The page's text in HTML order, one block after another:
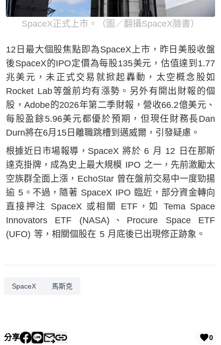
SpaceX正式上市。（圖／翻攝SpaceX臉書）
12日最大個股焦點即為SpaceX上市，昨日美股收盤
後SpaceX的IPO定價為每股135美元，估值達到1.77
兆美元，未正式交易就掀起轟動，太空概念股如
Rocket Lab等盤前均有漲勢。另外有開出財報的個
股，Adobe的2026年第二季財報，營收66.2億美元、
每股盈餘5.96美元都優於預期，但現任財務長Dan
Durn將在6月15日離職跳槽到邁威爾，引發疑慮。
根據近日市場報導，SpaceX 將於 6 月 12 日在那斯
達克掛牌，成為史上最大規模 IPO 之一，先前激勵太
空族群全面上漲，EchoStar 曾在盤前交易中一度勁揚
逾 5。不過，隨著 SpaceX IPO 臨近，部分資金轉向
直接押注 SpaceX 或相關 ETF，如 Tema Space
Innovators ETF (NASA)、Procure Space ETF
(UFO) 等，相關個股在 5 月底後已出現修正跡象。
SpaceX 馬斯克
分享 0